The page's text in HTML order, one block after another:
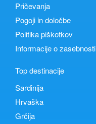
Pričevanja
Pogoji in določbe
Politika piškotkov
Informacije o zasebnosti
Top destinacije
Sardinija
Hrvaška
Grčija